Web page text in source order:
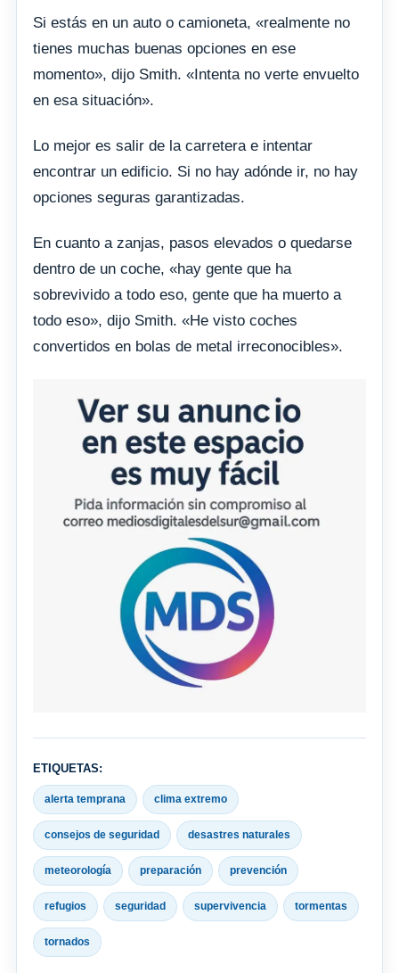
Si estás en un auto o camioneta, «realmente no
tienes muchas buenas opciones en ese
momento», dijo Smith. «Intenta no verte envuelto
en esa situación».
Lo mejor es salir de la carretera e intentar
encontrar un edificio. Si no hay adónde ir, no hay
opciones seguras garantizadas.
En cuanto a zanjas, pasos elevados o quedarse
dentro de un coche, «hay gente que ha
sobrevivido a todo eso, gente que ha muerto a
todo eso», dijo Smith. «He visto coches
convertidos en bolas de metal irreconocibles».
ETIQUETAS:
alerta temprana clima extremo
consejos de seguridad desastres naturales
meteorología preparación prevención
refugios seguridad supervivencia tormentas
tornados